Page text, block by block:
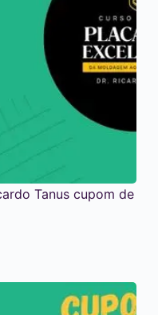
Tanus cupom de